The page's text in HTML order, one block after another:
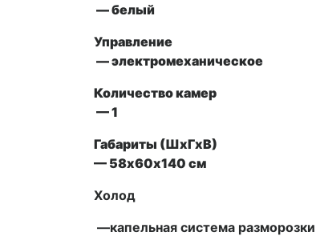
— белый
Управление
—электромеханическое
Количество камер
— 1
Габариты (ШxГxВ)
— 58х60х140 см
Холод
—капельная система разморозки